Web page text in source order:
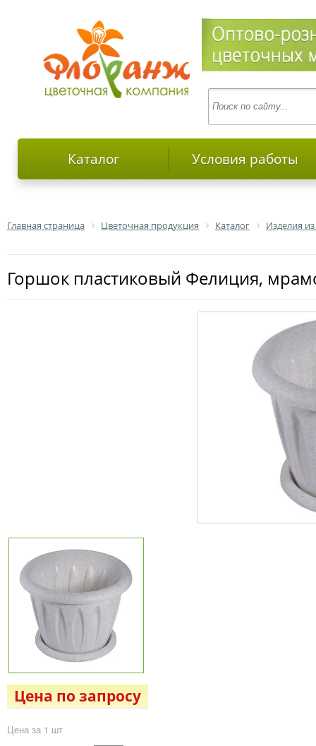
Каталог Условия работы
Главная страница Цветочная продукция Каталог Изделия
Горшок пластиковый Фелиция,
Цена по запросу
Цена за 1 шт